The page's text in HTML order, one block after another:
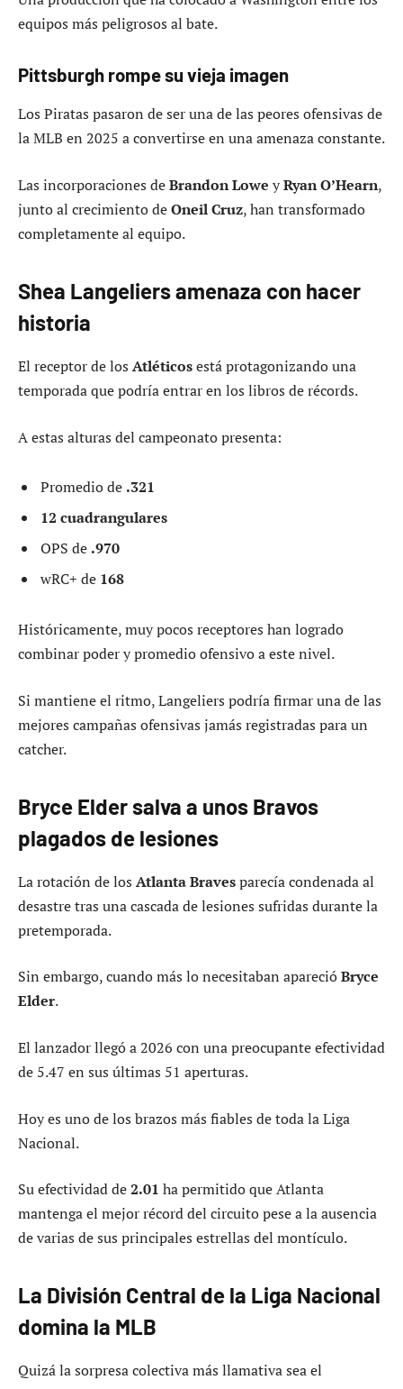
equipos más peligrosos al bate.
Pittsburgh rompe su vieja imagen
Los Piratas pasaron de ser una de las peores ofensivas de
la MLB en 2025 a convertirse en una amenaza constante.
Las incorporaciones deBrandon Lowe yRyan O’Hearn,
junto al crecimiento deOneil Cruz, han transformado
completamente al equipo.
Shea Langeliers amenaza con hacer
historia
El receptor de los Atléticosestá protagonizando una
temporada que podría entrar en los libros de récords.
A estas alturas del campeonato presenta:
Promedio de .321
12 cuadrangulares
OPS de .970
wRC+ de 168
Históricamente, muy pocos receptores han logrado
combinar poder y promedio ofensivo a este nivel.
Si mantiene el ritmo, Langeliers podría firmar una de las
mejores campañas ofensivas jamás registradas para un
catcher.
Bryce Elder salva a unos Bravos
plagados de lesiones
La rotación de los Atlanta Bravesparecía condenada al
desastre tras una cascada de lesiones sufridas durante la
pretemporada.
Sin embargo, cuando más lo necesitaban aparecióBryce
Elder.
El lanzador llegó a 2026 con una preocupante efectividad
de 5.47 en sus últimas 51 aperturas.
Hoy es uno de los brazos más fiables de toda la Liga
Nacional.
Su efectividad de2.01 ha permitido que Atlanta
mantenga el mejor récord del circuito pese a la ausencia
de varias de sus principales estrellas del montículo.
La División Central de la Liga Nacional
domina la MLB
Quizá la sorpresa colectiva más llamativa sea el